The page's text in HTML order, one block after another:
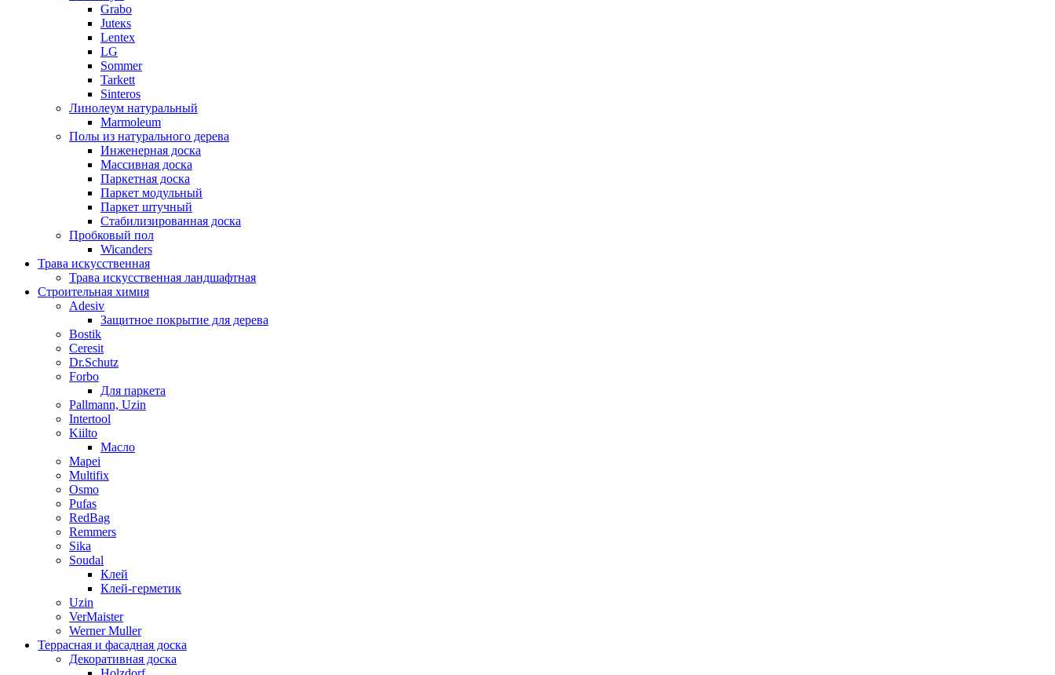
Grabo
Juteкs
Lentex
LG
Sommer
Tarkett
Sinteros
Линолеум натуральный
Marmoleum
Полы из натурального дерева
Инженерная доска
Массивная доска
Паркетная доска
Паркет модульный
Паркет штучный
Стабилизированная доска
Пробковый пол
Wicanders
Трава искусственная
Трава искусственная ландшафтная
Строительная химия
Adesiv
Защитное покрытие для дерева
Bostik
Ceresit
Dr.Schutz
Forbo
Для паркета
Pallmann, Uzin
Intertool
Kiilto
Масло
Mapei
Multifix
Osmo
Pufas
RedBag
Remmers
Sika
Soudal
Клей
Клей-герметик
Uzin
VerMaister
Werner Muller
Террасная и фасадная доска
Декоративная доска